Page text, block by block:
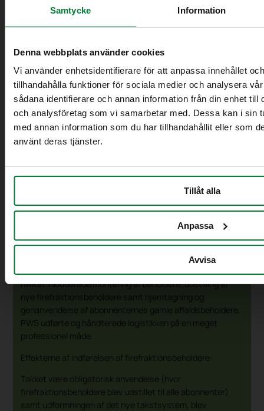
Samtycke Information
Denna webbplats använder cookies
Vi använder enhetsidentifierare för att anpassa innehållet
tillhandahålla funktioner för sociala medier och analysera
sådana identifierare och annan information från din enhet till
och analysföretag som vi samarbetar med. Dessa kan i sin
med annan information som du har tillhandahållit eller som
använt deras tjänster.
Tillåt alla
Anpassa
Avvisa
Høsten 2020 blev der indført firefraktionsbeholdere til
villa- og fritidshusejere i Håbo, Knivsta, Sigtuna og
Upplands-Bro kommuner. Implementeringen af et nyt
affaldsindsamlingssystem resulterede i indførelsen af
firefraktionsbeholdere, efter at en fælles undersøgelse
viste, at firefraktionsbeholdere var det bedste alternativ
kundeperspektiver.
I løbet af knap 3 måneder (oktober til december 2020)
firefraktionsbeholdere til 21.000 abonnenter. I et tæt
samarbejde mellem kommunerne, renovatøren og PWS
lykkedes det at opretholde en udstillingstakt på 900
beholdere om dagen.
PWS havde ansvaret for logistikken omkring udstillingen,
hvilket inkluderede montering af beholdere, udstilling af
nye firefraktionsbeholdere samt hjemtagning og
genanvendelse af abonnenternes gamle affaldsbeholdere.
PWS udførte og håndterede logistikken på en meget
professionel måde.
Effekterne af indførelsen af firefraktionsbeholdere:
Takket være obligatorisk anvendelse (hvor
firefraktionsbeholdere blev udstillet til alle abonnenter)
samt udformningen af det nye takstsystem, blev